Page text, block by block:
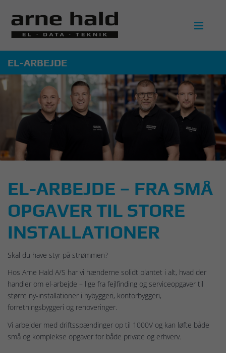

EL-ARBEJDE
EL-ARBEJDE – FRA SMÅ
OPGAVER TIL STORE
INSTALLATIONER
Skal du have styr på strømmen?
Hos Arne Hald A/S har vi hænderne solidt plantet i alt, hvad der
handler om el-arbejde – lige fra fejlfinding og serviceopgaver til
større ny-installationer i nybyggeri, kontorbyggeri,
forretningsbyggeri og renoveringer.
Vi arbejder med driftsspændinger op til 1000V og kan løfte både
små og komplekse opgaver for både private og erhverv.